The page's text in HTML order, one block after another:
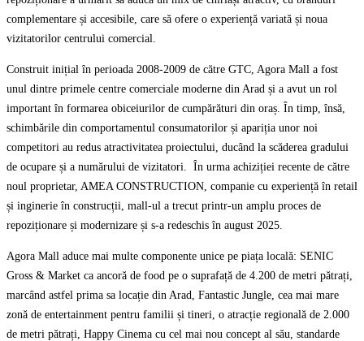
complementare și accesibile, care să ofere o experiență variată și noua
vizitatorilor centrului comercial.
Construit inițial în perioada 2008-2009 de către GTC, Agora Mall a fost
unul dintre primele centre comerciale moderne din Arad și a avut un rol
important în formarea obiceiurilor de cumpărături din oraș. În timp, însă,
schimbările din comportamentul consumatorilor și apariția unor noi
competitori au redus atractivitatea proiectului, ducând la scăderea gradului
de ocupare și a numărului de vizitatori. În urma achiziției recente de către
noul proprietar, AMEA CONSTRUCTION, companie cu experiență în retail
și inginerie în construcții, mall-ul a trecut printr-un amplu proces de
repoziționare și modernizare și s-a redeschis în august 2025.
Agora Mall aduce mai multe componente unice pe piața locală: SENIC
Gross & Market ca ancoră de food pe o suprafață de 4.200 de metri pătrați,
marcând astfel prima sa locație din Arad, Fantastic Jungle, cea mai mare
zonă de entertainment pentru familii și tineri, o atracție regională de 2.000
de metri pătrați, Happy Cinema cu cel mai nou concept al său, standarde